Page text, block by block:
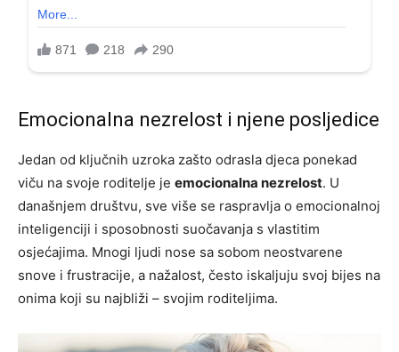
Emocionalna nezrelost i njene posljedice
Jedan od ključnih uzroka zašto odrasla djeca ponekad
viču na svoje roditelje je emocionalna nezrelost. U
današnjem društvu, sve više se raspravlja o emocionalnoj
inteligenciji i sposobnosti suočavanja s vlastitim
osjećajima. Mnogi ljudi nose sa sobom neostvarene
snove i frustracije, a nažalost, često iskaljuju svoj bijes na
onima koji su najbliži – svojim roditeljima.